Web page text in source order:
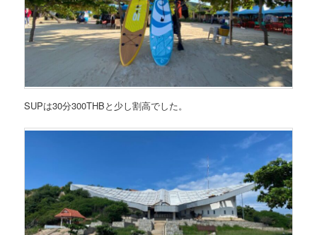
SUPは30分300THBと少し割高でした。